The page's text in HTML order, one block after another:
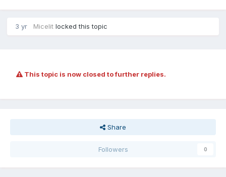
3 yr Micelit locked this topic
This topic is now closed to further replies.
Share
Followers 0